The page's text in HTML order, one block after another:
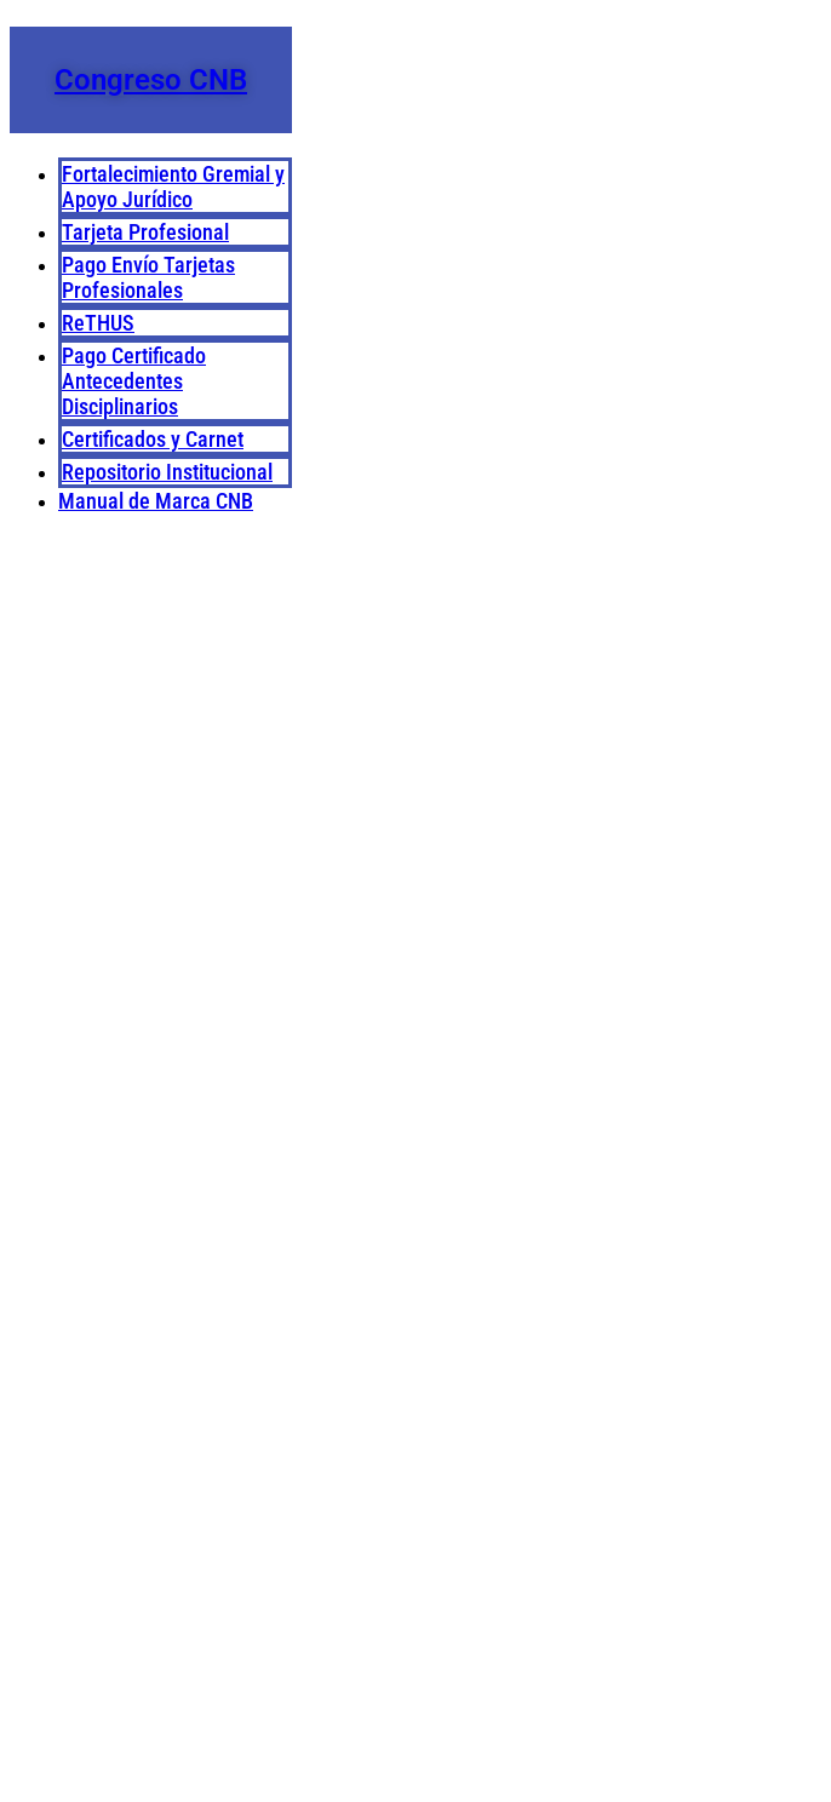
Congreso CNB
Fortalecimiento Gremial y
Apoyo Jurídico
Tarjeta Profesional
Pago Envío Tarjetas
Profesionales
ReTHUS
Pago Certificado
Antecedentes
Disciplinarios
Certificados y Carnet
Repositorio Institucional
Manual de Marca CNB